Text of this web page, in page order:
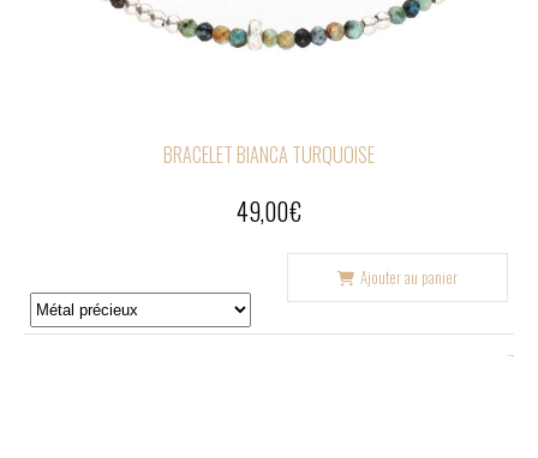
BRACELET BIANCA TURQUOISE
49,00€
Ajouter au panier